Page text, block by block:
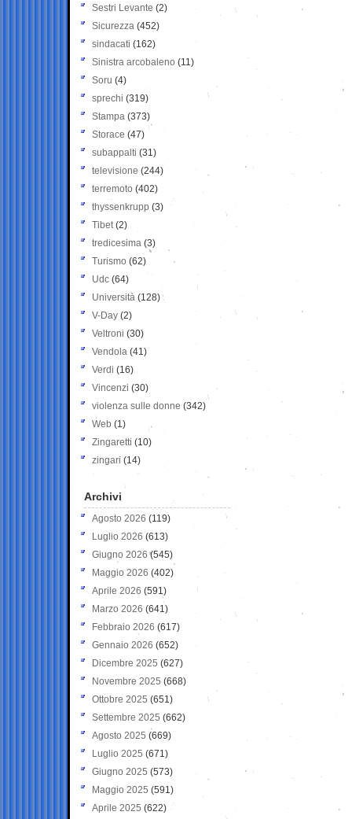
Sestri Levante (2)
Sicurezza (452)
sindacati (162)
Sinistra arcobaleno (11)
Soru (4)
sprechi (319)
Stampa (373)
Storace (47)
subappalti (31)
televisione(244)
terremoto (402)
thyssenkrupp (3)
Tibet(2)
tredicesima (3)
Turismo (62)
Udc (64)
Università (128)
V-Day (2)
Veltroni (30)
Vendola (41)
Verdi (16)
Vincenzi (30)
violenza sulle donne (342)
Web (1)
Zingaretti (10)
zingari (14)
Archivi
Agosto 2026 (119)
Luglio 2026 (613)
Giugno 2026 (545)
Maggio 2026 (402)
Aprile 2026 (591)
Marzo 2026 (641)
Febbraio 2026 (617)
Gennaio 2026 (652)
Dicembre 2025 (627)
Novembre 2025 (668)
Ottobre 2025 (651)
Settembre 2025 (662)
Agosto 2025 (669)
Luglio 2025 (671)
Giugno 2025 (573)
Maggio 2025 (591)
Aprile 2025 (622)